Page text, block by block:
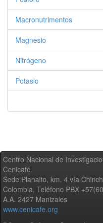
Macronutrimentos
Magnesio
Nitrógeno
Potasio
Centro Nacional de
Cenicafé
Sede Planalto, km. 4 vía
Colombia, Teléfono PBX
A.A. 2427 Manizales
www.cenicafe.org